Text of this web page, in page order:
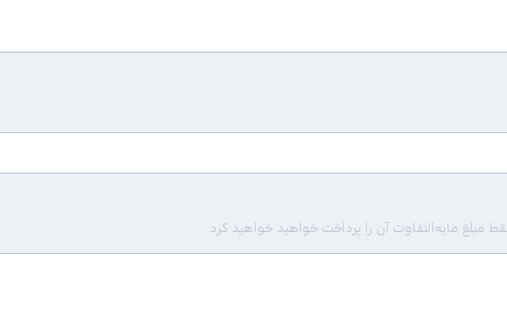
مابه‌التفاوت آن را پرداخت خواهید خواهید کرد.